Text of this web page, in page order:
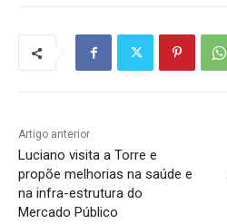
Artigo anterior
Luciano visita a Torre e
propõe melhorias na saúde e
na infra-estrutura do
Mercado Público